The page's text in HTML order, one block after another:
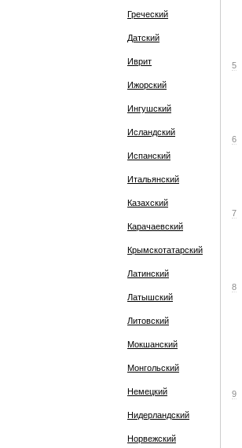
Греческий
Датский
Иврит
Ижорский
Ингушский
Исландский
Испанский
Итальянский
Казахский
Карачаевский
Крымскотатарский
Латинский
Латышский
Литовский
Мокшанский
Монгольский
Немецкий
Нидерландский
Норвежский
5
6
7
8
9